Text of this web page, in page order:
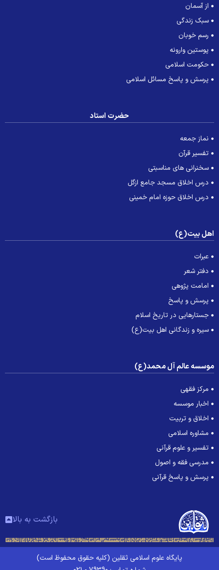
از آسمان
سبک زندگی
رسم خوبان
پوستین وارونه
حکومت اسلامی
پرسش و پاسخ مسائل اسلامی
حضرت استاد
نماز جمعه
تفسیر قرآن
سخنرانی های مناسبتی
درس اخلاق مسجد جامع ازگل
درس اخلاق حوزه امام خمینی
بیت(ع)
عبرات
دفتر شعر
امامت پژوهی
پرسش و پاسخ
جستارهایی در تاریخ اسلام
سیره و زندگانی اهل بیت(ع)
عالم آل محمد(ع)
مرکز فقهی
اخبار موسسه
اخلاق و تربیت
مشاوره اسلامی
تفسیر و علوم قرآنی
مدرسی فقه و اصول
پرسش و پاسخ قرآنی
بازگشت به بالا
پایگاه علوم اسلامی ثقلین (کلیه حقوق محفوظ است)